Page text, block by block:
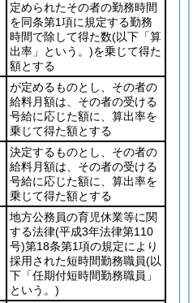
定められたその者の勤務時間
を同条第1項に規定する勤務
時間で除して得た数(以下「算
出率」という。)を乗じて得た
額とする
が定めるものとし、その者の
給料月額は、その者の受ける
号給に応じた額に、算出率を
乗じて得た額とする
決定するものとし、その者の
給料月額は、その者の受ける
号給に応じた額に、算出率を
乗じて得た額とする
地方公務員の育児休業等に関
する法律(平成3年法律第110
号)第18条第1項の規定により
採用された短時間勤務職員(以
下「任期付短時間勤務職員」
という。)